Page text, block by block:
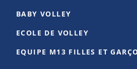
BABY VOLLEY
ECOLE DE VOLLEY
EQUIPE M13 FILLES ET